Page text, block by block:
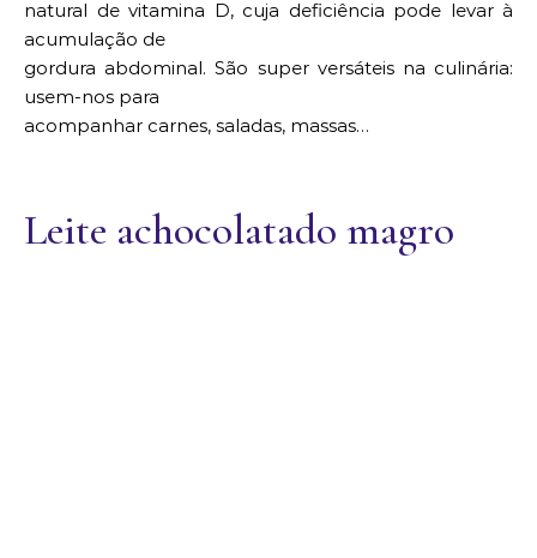
natural de vitamina D, cuja deficiência pode levar à
acumulação de
gordura abdominal. São super versáteis na culinária:
usem-nos para
acompanhar carnes, saladas, massas…
Leite achocolatado magro